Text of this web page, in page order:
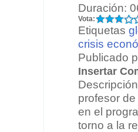
Duración:
Vota:
Etiquetas
crisis
Publicado
Insertar
profesor
en el
torno a la